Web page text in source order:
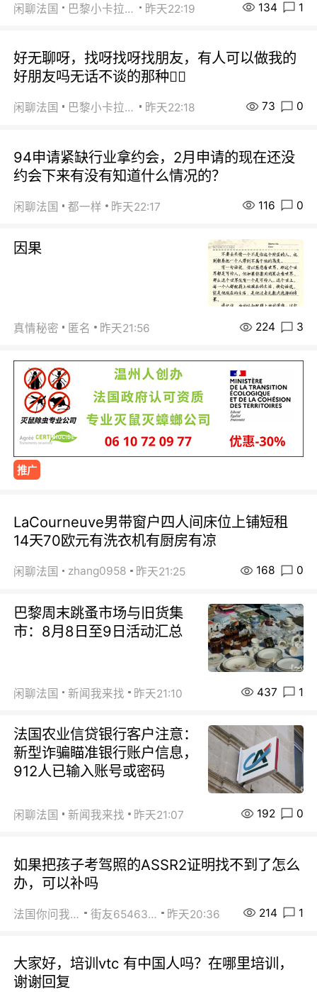
闲聊法国 巴黎小卡拉咪 昨天22:19 134 1
好无聊呀，找呀找呀找朋友，有人可以做我的
好朋友吗无话不谈的那种😮‍💨
闲聊法国 巴黎小卡拉咪 昨天22:18 73 0
94申请紧缺行业拿约会，2月申请的现在还没
约会下来有没有知道什么情况的？
闲聊法国 都一样 昨天22:17 116 0
因果
真情秘密 匿名 昨天21:56 224 3
推广
LaCourneuve男带窗户四人间床位上铺短租
14天70欧元有洗衣机有厨房有凉
闲聊法国 zhang0958 昨天21:25 168 0
巴黎周末跳蚤市场与旧货集
市：8月8日至9日活动汇总
闲聊法国 新闻我来找 昨天21:10 437 1
法国农业信贷银行客户注意：
新型诈骗瞄准银行账户信息，
912人已输入账号或密码
闲聊法国 新闻我来找 昨天21:07 192 0
如果把孩子考驾照的ASSR2证明找不到了怎么
办，可以补吗
法国你问我答 街友65463281 昨天20:36 214 1
大家好，培训vtc 有中国人吗？在哪里培训，
谢谢回复